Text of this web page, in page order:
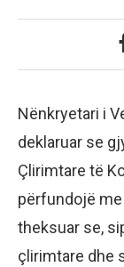
Nënkryetari i
deklaruar se
Çlirimtare të
përfundojë
theksuar se,
çlirimtare dhe